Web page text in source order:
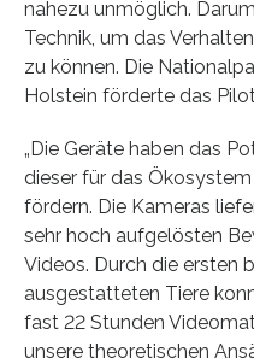
nahezu unmöglich.
Technik, um das
zu können. Die
Holstein förderte das
„Die Geräte haben das
dieser für das
fördern. Die Kameras
sehr hoch aufgelösten
Videos. Durch die ersten
ausgestatteten Tiere
fast 22 Stunden
unsere theoretischen